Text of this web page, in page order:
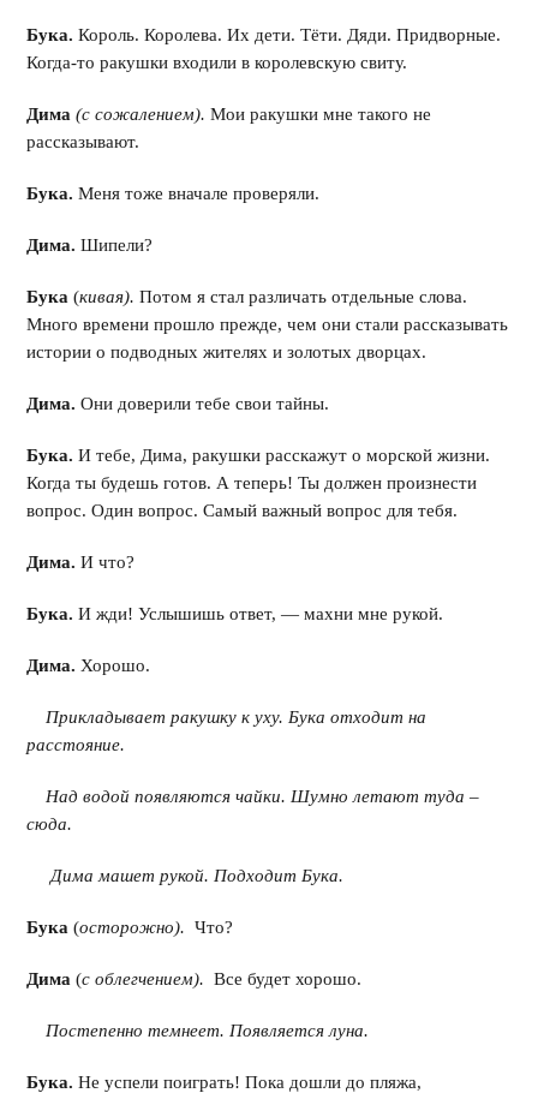
Бука. Король. Королева. Их дети. Тёти. Дяди. Придворные.
Когда-то ракушки входили в королевскую свиту.
Дима (с сожалением). Мои ракушки мне такого не
рассказывают.
Бука. Меня тоже вначале проверяли.
Дима. Шипели?
Бука (кивая). Потом я стал различать отдельные слова.
Много времени прошло прежде, чем они стали рассказывать
истории о подводных жителях и золотых дворцах.
Дима. Они доверили тебе свои тайны.
Бука. И тебе, Дима, ракушки расскажут о морской жизни.
Когда ты будешь готов. А теперь! Ты должен произнести
вопрос. Один вопрос. Самый важный вопрос для тебя.
Дима. И что?
Бука. И жди! Услышишь ответ, — махни мне рукой.
Дима. Хорошо.
Прикладывает ракушку к уху. Бука отходит на
расстояние.
Над водой появляются чайки. Шумно летают туда –
сюда.
Дима машет рукой. Подходит Бука.
Бука(осторожно). Что?
Дима (с облегчением). Все будет хорошо.
Постепенно темнеет. Появляется луна.
Бука. Не успели поиграть! Пока дошли до пляжа,